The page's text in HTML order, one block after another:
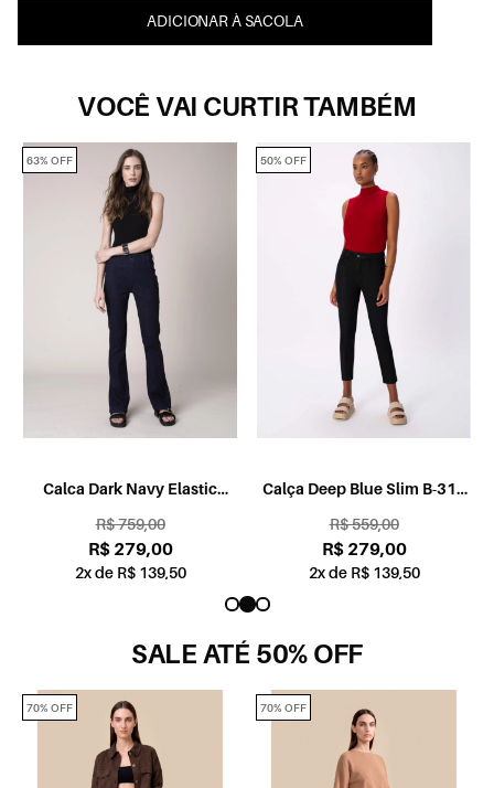
ADICIONAR À SACOLA
VOCÊ VAI CURTIR TAMBÉM
Calca Dark Navy Elastic
R$ 759,00
R$ 279,00
2x de R$ 139,50
63% OFF
Calça Deep Blue Slim B-313
R$ 559,00
R$ 279,00
2x de R$ 139,50
50% OFF
SALE ATÉ 50% OFF
70% OFF 70% OFF